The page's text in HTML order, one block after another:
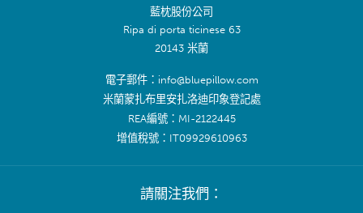
藍枕股份公司
Ripa di porta ticinese 63
20143 米蘭
電子郵件：info@bluepillow.com
米蘭蒙扎布里安扎洛迪印象登記處
REA編號：MI-2122445
增值稅號：IT09929610963
請關注我們：